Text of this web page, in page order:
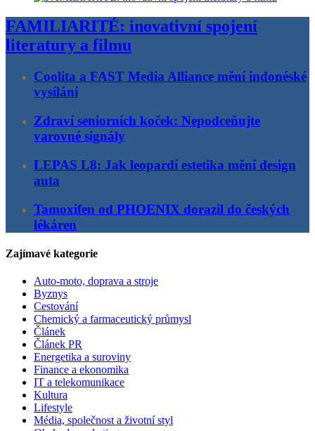
FAMILIARITÉ: inovativní spojení
literatury a filmu
Coolita a FAST Media Alliance mění indonéské
vysílání
Zdraví seniorních koček: Nepodceňujte
varovné signály
LEPAS L8: Jak leopardí estetika mění design
auta
Tamoxifen od PHOENIX dorazil do českých
lékáren
Zajímavé kategorie
Auto-moto, doprava a stroje
Byznys
Cestování
Chemický a farmaceutický průmysl
Článek
Článek PR
Energetika a suroviny
Finance a ekonomika
IT a telekomunikace
Kultura
Lifestyle
Média, společnost a životní styl